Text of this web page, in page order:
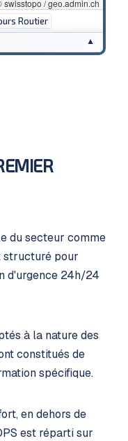
du secteur comme
structuré pour
d'urgence 24h/24
à la nature des
constitués de
spécifique.
en dehors de
est réparti sur